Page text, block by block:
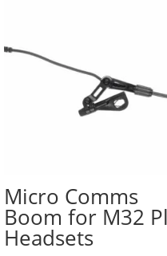
Micro Comms
Boom for M32
Headsets